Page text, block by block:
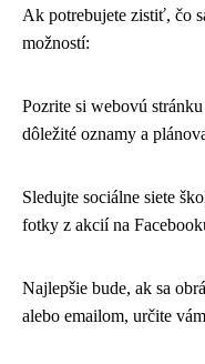
Ak potrebujete zistiť, čo
možností:
Pozrite si webovú
dôležité oznamy a
Sledujte sociálne siete
fotky z akcií na
Najlepšie bude, ak sa
alebo emailom, určite